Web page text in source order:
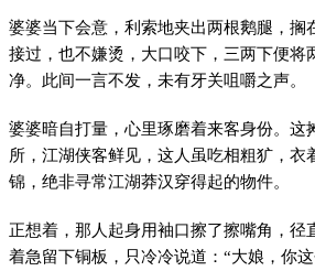
婆婆当下会意，利索地夹出两根鹅腿，搁
接过，也不嫌烫，大口咬下，三两下便将
净。此间一言不发，未有牙关咀嚼之声。
婆婆暗自打量，心里琢磨着来客身份。这
所，江湖侠客鲜见，这人虽吃相粗犷，衣
锦，绝非寻常江湖莽汉穿得起的物件。
正想着，那人起身用袖口擦了擦嘴角，径
着急留下铜板，只冷冷说道：“大娘，你